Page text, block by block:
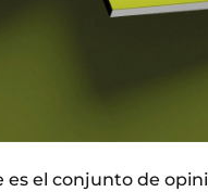
el conjunto de